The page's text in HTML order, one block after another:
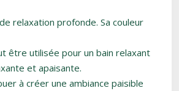
relaxation profonde. Sa couleur
être utilisée pour un bain relaxant
et apaisante.
à créer une ambiance paisible